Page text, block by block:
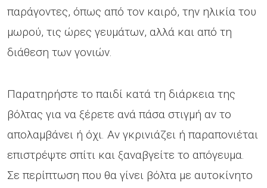
παράγοντες, όπως από τον καιρό, την ηλικία του
μωρού, τις ώρες γευμάτων, αλλά και από τη
διάθεση των γονιών.
Παρατηρήστε το παιδί κατά τη διάρκεια της
βόλτας για να ξέρετε ανά πάσα στιγμή αν το
απολαμβάνει ή όχι. Αν γκρινιάζει ή παραπονιέται
επιστρέψτε σπίτι και ξαναβγείτε το απόγευμα.
Σε περίπτωση που θα γίνει βόλτα με αυτοκίνητο